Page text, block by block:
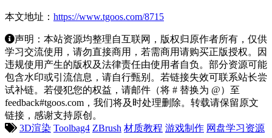
本文地址： https://www.tgoos.com/8715
声明：本站资源均整理自互联网，版权归原作者所有，仅供
学习交流使用，请勿直接商用，若需商用请购买正版授权。因
违规使用产生的版权及法律责任由使用者自负。部分资源可能
包含水印或引流信息，请自行甄别。若链接失效可联系站长尝
试补链。若侵犯您的权益，请邮件（将 # 替换为 @）至
feedback#tgoos.com，我们将及时处理删除。转载请保留原文
链接，感谢支持原创。
3D渲染 Toolbag4 ZBrush 材质教程 游戏制作 网盘学习资源